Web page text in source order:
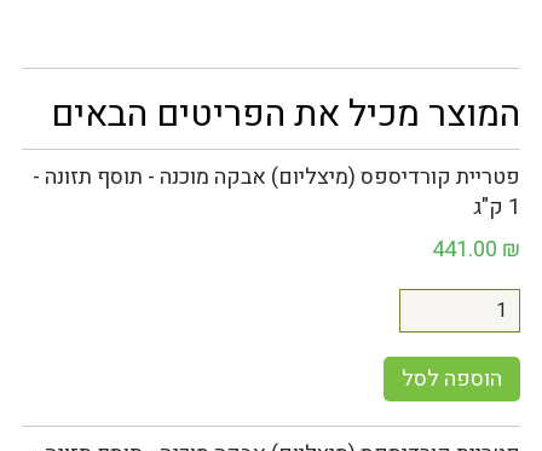
המוצר מכיל את הפריטים הבאים
פטריית קורדיספס (מיצליום) אבקה מוכנה - תוסף תזונה -
1 ק"ג
441.00 ₪
הוספה לסל